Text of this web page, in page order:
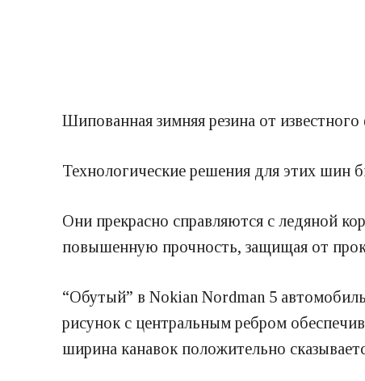
Шипованная зимняя резина от
Технологические решения для этих шин
Они прекрасно справляются с ледяной
повышенную прочность, защищая от
“Обутый” в Nokian Nordman 5
рисунок с центральным ребром
ширина канавок положительно